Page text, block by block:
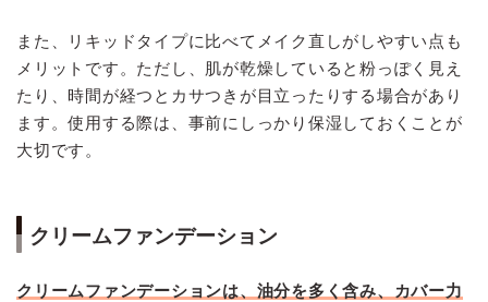
また、リキッドタイプに比べてメイク直しがしやすい点も
メリットです。ただし、肌が乾燥していると粉っぽく見え
たり、時間が経つとカサつきが目立ったりする場合があり
ます。使用する際は、事前にしっかり保湿しておくことが
大切です。
クリームファンデーション
クリームファンデーションは、油分を多く含み、カバー力